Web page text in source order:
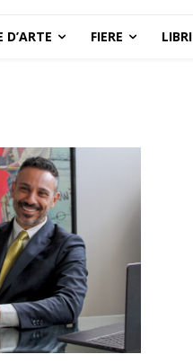
D’ARTE FIERE LIBRI